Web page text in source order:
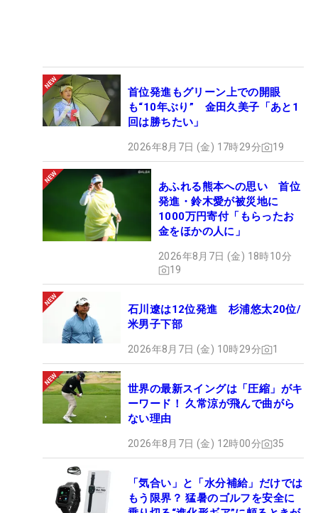
首位発進もグリーン上での開眼
も“10年ぶり” 金田久美子「あと1
回は勝ちたい」
2026年8月7日 (金) 17時29分 19
あふれる熊本への思い 首位
発進・鈴木愛が被災地に
1000万円寄付「もらったお
金をほかの人に」
2026年8月7日 (金) 18時10分
19
石川遼は12位発進 杉浦悠太20位/
米男子下部
2026年8月7日 (金) 10時29分 1
世界の最新スイングは「圧縮」がキ
ーワード！ 久常涼が飛んで曲がら
ない理由
2026年8月7日 (金) 12時00分 35
「気合い」と「水分補給」だけでは
もう限界？ 猛暑のゴルフを安全に